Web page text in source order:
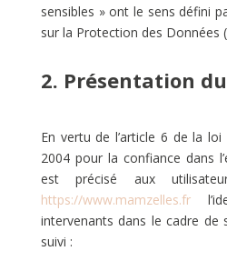
sensibles » ont le sens défini
sur la Protection des Données
2. Présentation
En vertu de l’article 6 de la
2004 pour la confiance dans
est précisé aux
https://www.mamzelles.fr
intervenants dans le cadre de
suivi :